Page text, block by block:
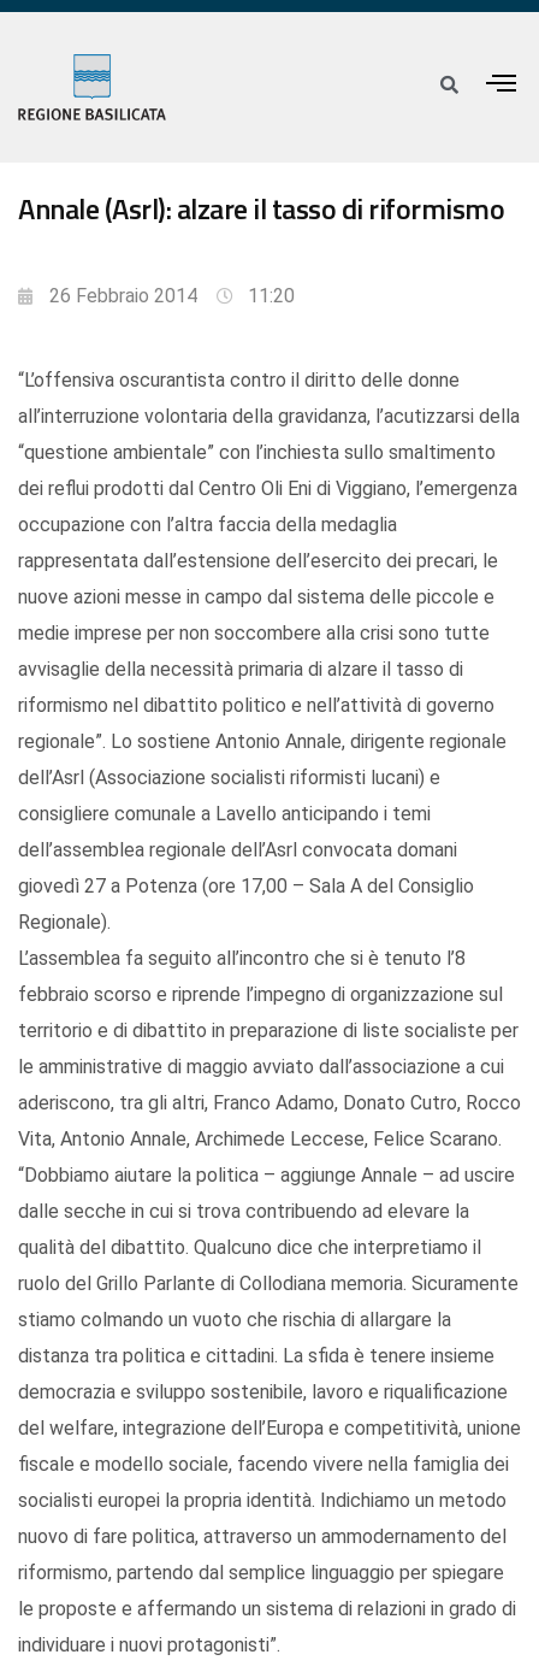
Annale (Asrl): alzare il tasso di riformismo
26 Febbraio 2014 11:20
“L’offensiva oscurantista contro il diritto delle donne
all’interruzione volontaria della gravidanza, l’acutizzarsi della
“questione ambientale” con l’inchiesta sullo smaltimento
dei reflui prodotti dal Centro Oli Eni di Viggiano, l’emergenza
occupazione con l’altra faccia della medaglia
rappresentata dall’estensione dell’esercito dei precari, le
nuove azioni messe in campo dal sistema delle piccole e
medie imprese per non soccombere alla crisi sono tutte
avvisaglie della necessità primaria di alzare il tasso di
riformismo nel dibattito politico e nell’attività di governo
regionale”. Lo sostiene Antonio Annale, dirigente regionale
dell’Asrl (Associazione socialisti riformisti lucani) e
consigliere comunale a Lavello anticipando i temi
dell’assemblea regionale dell’Asrl convocata domani
giovedì 27 a Potenza (ore 17,00 – Sala A del Consiglio
Regionale).
L’assemblea fa seguito all’incontro che si è tenuto l’8
febbraio scorso e riprende l’impegno di organizzazione sul
territorio e di dibattito in preparazione di liste socialiste per
le amministrative di maggio avviato dall’associazione a cui
aderiscono, tra gli altri, Franco Adamo, Donato Cutro, Rocco
Vita, Antonio Annale, Archimede Leccese, Felice Scarano.
“Dobbiamo aiutare la politica – aggiunge Annale – ad uscire
dalle secche in cui si trova contribuendo ad elevare la
qualità del dibattito. Qualcuno dice che interpretiamo il
ruolo del Grillo Parlante di Collodiana memoria. Sicuramente
stiamo colmando un vuoto che rischia di allargare la
distanza tra politica e cittadini. La sfida è tenere insieme
democrazia e sviluppo sostenibile, lavoro e riqualificazione
del welfare, integrazione dell’Europa e competitività, unione
fiscale e modello sociale, facendo vivere nella famiglia dei
socialisti europei la propria identità. Indichiamo un metodo
nuovo di fare politica, attraverso un ammodernamento del
riformismo, partendo dal semplice linguaggio per spiegare
le proposte e affermando un sistema di relazioni in grado di
individuare i nuovi protagonisti”.